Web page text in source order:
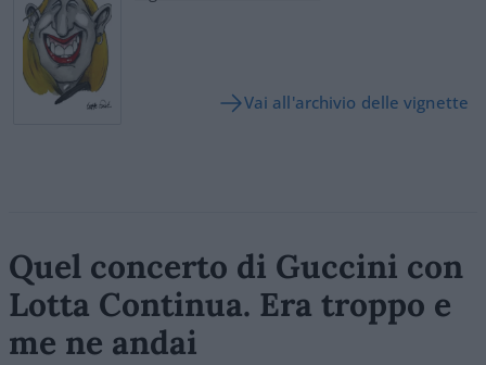
Vai all'archivio delle vignette
Quel concerto di Guccini con
Lotta Continua. Era troppo e
me ne andai